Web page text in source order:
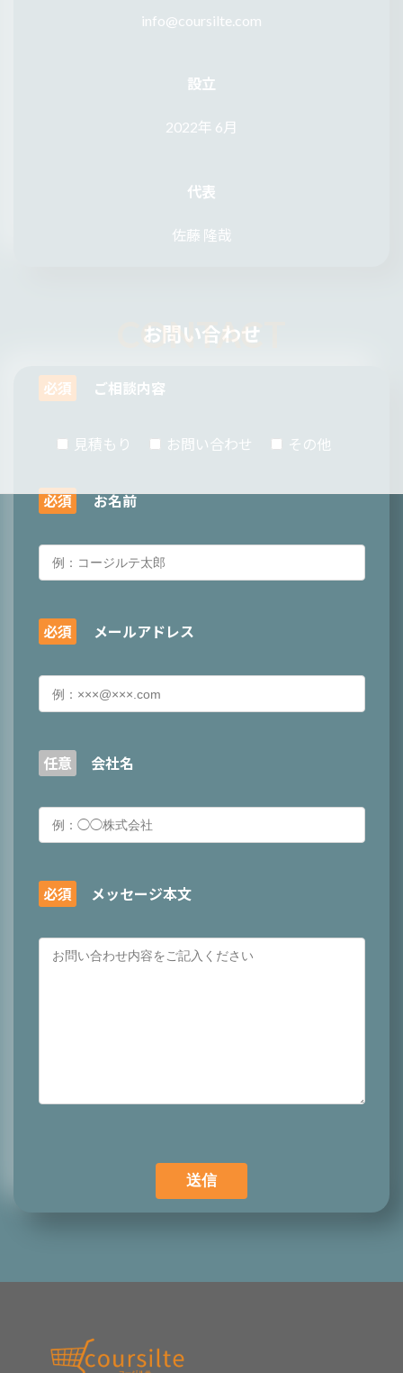
info@coursilte.com
設立
2022年 6月
代表
佐藤 隆哉
お問い合わせ
必須 ご相談内容
見積もり お問い合わせ その他
必須 お名前
必須 メールアドレス
任意 会社名
必須 メッセージ本文